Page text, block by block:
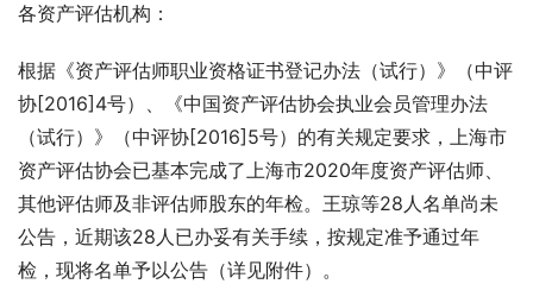
各资产评估机构：
根据《资产评估师职业资格证书登记办法（试行）》（中评
协[2016]4号）、《中国资产评估协会执业会员管理办法
（试行）》（中评协[2016]5号）的有关规定要求，上海市
资产评估协会已基本完成了上海市2020年度资产评估师、
其他评估师及非评估师股东的年检。王琼等28人名单尚未
公告，近期该28人已办妥有关手续，按规定准予通过年
检，现将名单予以公告（详见附件）。